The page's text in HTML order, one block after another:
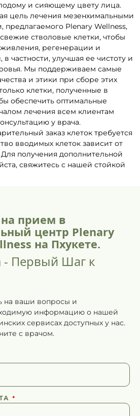
и сияющему цвету лица.
цель лечения мезенхимальными
предлагаемого Plenary Wellness,
стволовые клетки, чтобы
регенерации и
частности, улучшая ее чистоту и
Мы поддерживаем самые
и этики при сборе этих
клетки, полученные в
обеспечить оптимальные
лечения всем клиентам
у врача.
заказ клеток требуется
вводимых клеток зависит от
получения дополнительной
свяжитесь с нашей стойкой
прием в
центр Plenary
на Пхукете.
- Первый Шаг к
на ваши вопросы и
информацию о нашей
сервисах доступных у нас.
с врачом.